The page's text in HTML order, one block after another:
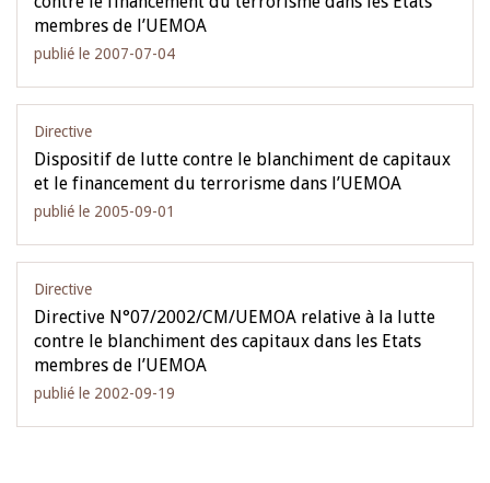
membres de l’UEMOA
publié le 2007-07-04
Directive
Dispositif de lutte contre le blanchiment de capitaux
et le financement du terrorisme dans l’UEMOA
publié le 2005-09-01
Directive
Directive N°07/2002/CM/UEMOA relative à la lutte
contre le blanchiment des capitaux dans les Etats
membres de l’UEMOA
publié le 2002-09-19